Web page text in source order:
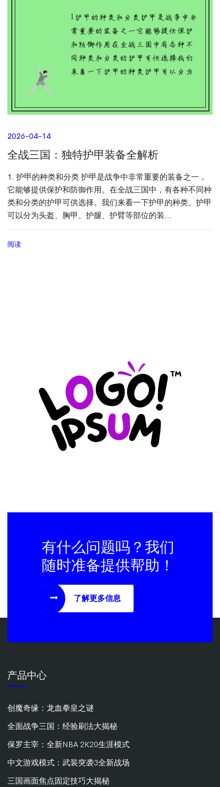
2026-04-14
全战三国：独特护甲装备全解析
1. 护甲的种类和分类 护甲是战争中非常重要的装备之一，
它能够提供保护和防御作用。在全战三国中，有各种不同种
类和分类的护甲可供选择。我们来看一下护甲的种类。护甲
可以分为头盔、胸甲、护腿、护臂等部位的装...
阅读
有什么问题吗？我们
随时准备提供帮助！
了解更多信息
产品中心
创魔奇缘：龙血拳皇之谜
全面战争三国：经验刷法大揭秘
保罗主宰：全新NBA 2K20生涯模式
中文游戏模式：武装突袭3全新战场
三国画面焦点固定技巧大揭秘